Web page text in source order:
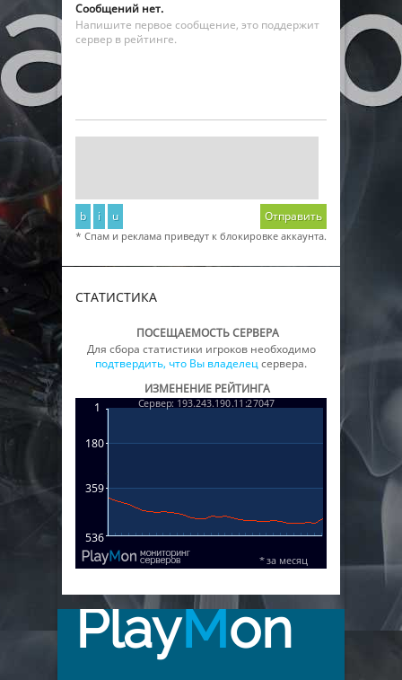
Сообщений нет.
Напишите первое сообщение, это поддержит
сервер в рейтинге.
b i u Отправить
* Спам и реклама приведут к блокировке аккаунта.
СТАТИСТИКА
ПОСЕЩАЕМОСТЬ СЕРВЕРА
Для сбора статистики игроков необходимо
подтвердить, что Вы владелецсервера.
ИЗМЕНЕНИЕ РЕЙТИНГА
PlayMon